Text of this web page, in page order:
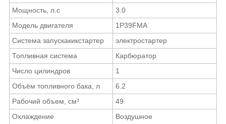
Мощность, л.с
3.0
Модель двигателя
1P39FMA
Система запускакикстартер
электростартер
Топливная система
Карбюратор
Число цилиндров
1
Объём топливного бака, л
6.2
Рабочий объем, см³
49
Охлаждение
Воздушное